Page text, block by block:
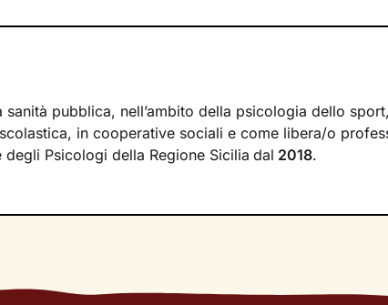
delle tue risorse internee
e per aiutarti a non perdere motivazione e
fatto? Il tanto desideratobenessere .
sanità pubblica, nell’ambito della psicologia dello
in cooperative sociali e come libera/o
degli Psicologi della Regione Sicilia dal 2018.